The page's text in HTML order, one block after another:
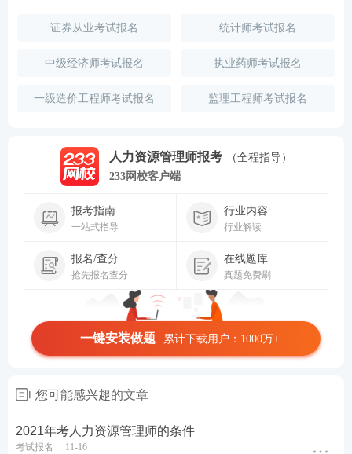
证券从业考试报名 统计师考试报名
中级经济师考试报名 执业药师考试报名
一级造价工程师考试报名 监理工程师考试报名
人力资源管理师报考
（全程指导）
233网校客户端
报考指南
一站式指导
行业内容
行业解读
报名/查分
抢先报名查分
在线题库
真题免费刷
一键安装做题 累计下载用户：1000万+
您可能感兴趣的文章
2021年考人力资源管理师的条件
考试报名 11-16